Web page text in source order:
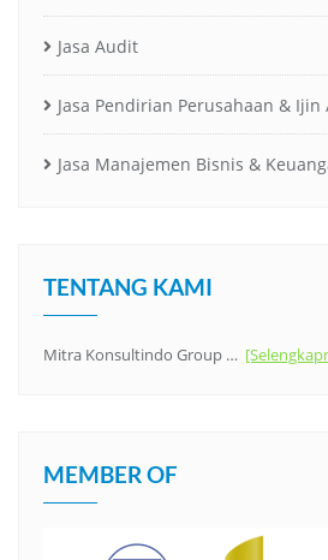
Jasa Audit
Jasa Pendirian Perusahaan & Ijin
Jasa Manajemen Bisnis &
TENTANG KAMI
Mitra Konsultindo Group …
MEMBER OF